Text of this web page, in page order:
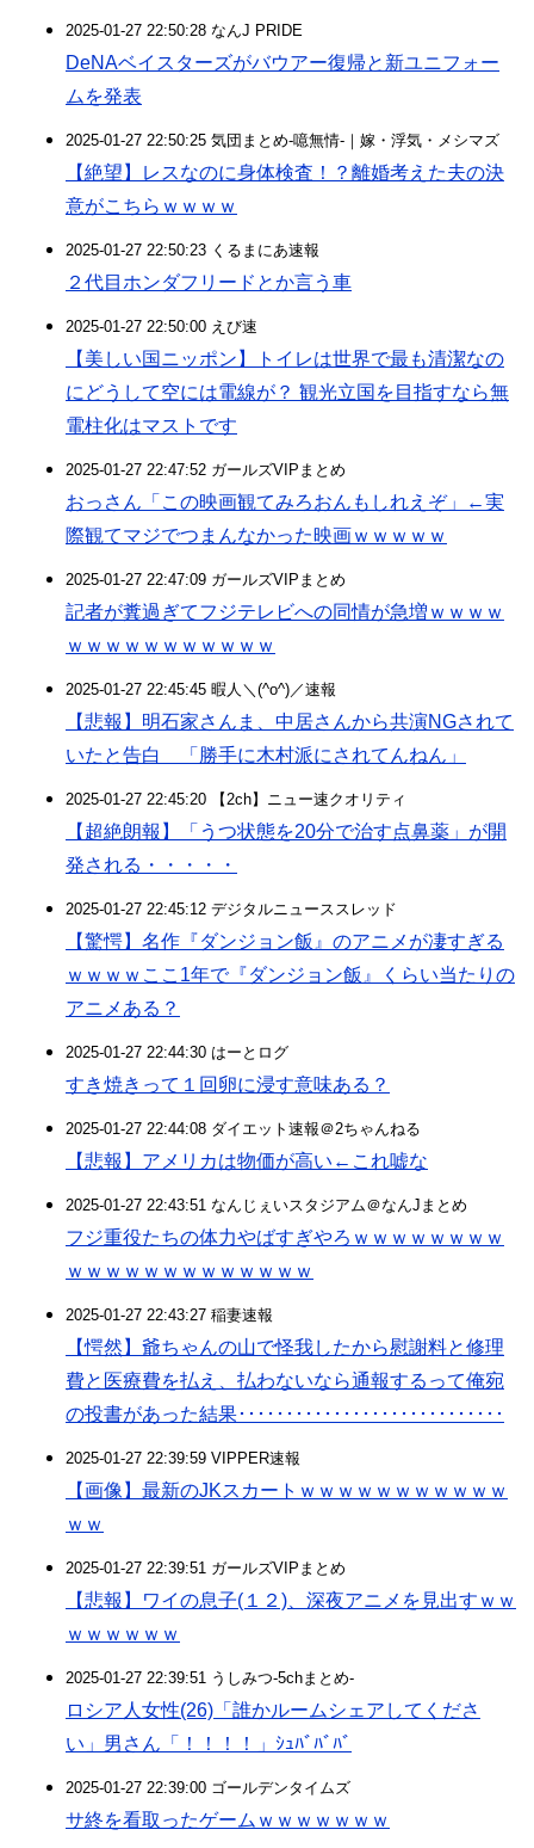
2025-01-27 22:50:28 なんJ PRIDE
DeNAベイスターズがバウアー復帰と新ユニフォー
ムを発表
2025-01-27 22:50:25 気団まとめ-噫無情-｜嫁・浮気・メシマズ
【絶望】レスなのに身体検査！？離婚考えた夫の決
意がこちらｗｗｗｗ
2025-01-27 22:50:23 くるまにあ速報
２代目ホンダフリードとか言う車
2025-01-27 22:50:00 えび速
【美しい国ニッポン】トイレは世界で最も清潔なの
にどうして空には電線が？ 観光立国を目指すなら無
電柱化はマストです
2025-01-27 22:47:52 ガールズVIPまとめ
おっさん「この映画観てみろおんもしれえぞ」←実
際観てマジでつまんなかった映画ｗｗｗｗｗ
2025-01-27 22:47:09 ガールズVIPまとめ
記者が糞過ぎてフジテレビへの同情が急増ｗｗｗｗ
ｗｗｗｗｗｗｗｗｗｗｗ
2025-01-27 22:45:45 暇人＼(^o^)／速報
【悲報】明石家さんま、中居さんから共演NGされて
いたと告白 「勝手に木村派にされてんねん」
2025-01-27 22:45:20 【2ch】ニュー速クオリティ
【超絶朗報】「うつ状態を20分で治す点鼻薬」が開
発される・・・・・
2025-01-27 22:45:12 デジタルニューススレッド
【驚愕】名作『ダンジョン飯』のアニメが凄すぎる
ｗｗｗｗここ1年で『ダンジョン飯』くらい当たりの
アニメある？
2025-01-27 22:44:30 はーとログ
すき焼きって１回卵に浸す意味ある？
2025-01-27 22:44:08 ダイエット速報＠2ちゃんねる
【悲報】アメリカは物価が高い←これ嘘な
2025-01-27 22:43:51 なんじぇいスタジアム＠なんJまとめ
フジ重役たちの体力やばすぎやろｗｗｗｗｗｗｗｗ
ｗｗｗｗｗｗｗｗｗｗｗｗｗ
2025-01-27 22:43:27 稲妻速報
【愕然】爺ちゃんの山で怪我したから慰謝料と修理
費と医療費を払え、払わないなら通報するって俺宛
の投書があった結果････････････････････････････
2025-01-27 22:39:59 VIPPER速報
【画像】最新のJKスカートｗｗｗｗｗｗｗｗｗｗｗ
ｗｗ
2025-01-27 22:39:51 ガールズVIPまとめ
【悲報】ワイの息子(１２)、深夜アニメを見出すｗｗ
ｗｗｗｗｗｗ
2025-01-27 22:39:51 うしみつ-5chまとめ-
ロシア人女性(26)「誰かルームシェアしてくださ
い」男さん「！！！！」ｼｭﾊﾞﾊﾞﾊﾞ
2025-01-27 22:39:00 ゴールデンタイムズ
サ終を看取ったゲームｗｗｗｗｗｗｗ